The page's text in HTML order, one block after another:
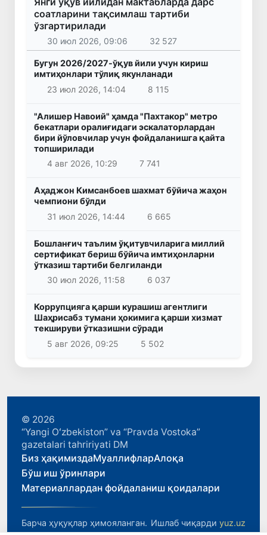
соатларини тақсимлаш тартиби
ўзгартирилади
30 июл 2026, 09:06 32 527
Бугун 2026/2027-ўқув йили учун кириш
имтиҳонлари тўлиқ якунланади
23 июл 2026, 14:04
8 115
"Алишер Навоий" ҳамда "Пахтакор" метро
бекатлари оралиғидаги эскалаторлардан
бири йўловчилар учун фойдаланишга қайта
топширилади
4 авг 2026, 10:29
7 741
Аҳаджон Кимсанбоев шахмат бўйича жаҳон
чемпиони бўлди
31 июл 2026, 14:44
6 665
Бошланғич таълим ўқитувчиларига миллий
сертификат бериш бўйича имтиҳонларни
ўтказиш тартиби белгиланди
30 июл 2026, 11:58
6 037
Коррупцияга қарши курашиш агентлиги
Шаҳрисабз тумани ҳокимига қарши хизмат
текшируви ўтказишни сўради
5 авг 2026, 09:25
5 502
© 2026
“Yangi Oʻzbekiston” va “Pravda Vostoka”
gazetalari tahririyati DM
Биз ҳақимиздаМуаллифларАлоқа
Бўш иш ўринлари
Материаллардан фойдаланиш қоидалари
Барча ҳуқуқлар ҳимояланган. Ишлаб чиқарди yuz.uz